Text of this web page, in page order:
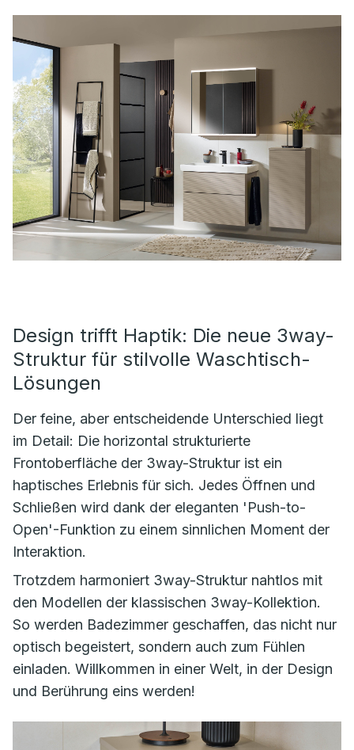
Design trifft Haptik: Die neue 3way-
Struktur für stilvolle Waschtisch-
Lösungen
Der feine, aber entscheidende Unterschied liegt
im Detail: Die horizontal strukturierte
Frontoberfläche der 3way-Struktur ist ein
haptisches Erlebnis für sich. Jedes Öffnen und
Schließen wird dank der eleganten 'Push-to-
Open'-Funktion zu einem sinnlichen Moment der
Interaktion.
Trotzdem harmoniert 3way-Struktur nahtlos mit
den Modellen der klassischen 3way-Kollektion.
So werden Badezimmer geschaffen, das nicht nur
optisch begeistert, sondern auch zum Fühlen
einladen. Willkommen in einer Welt, in der Design
und Berührung eins werden!